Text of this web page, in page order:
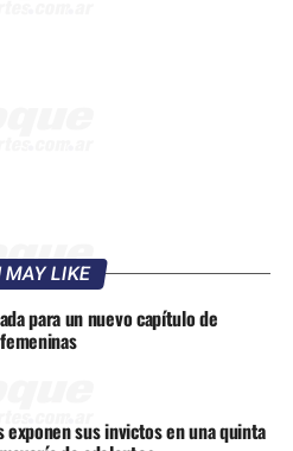
MAY LIKE
para un nuevo capítulo de
exponen sus invictos en una quinta